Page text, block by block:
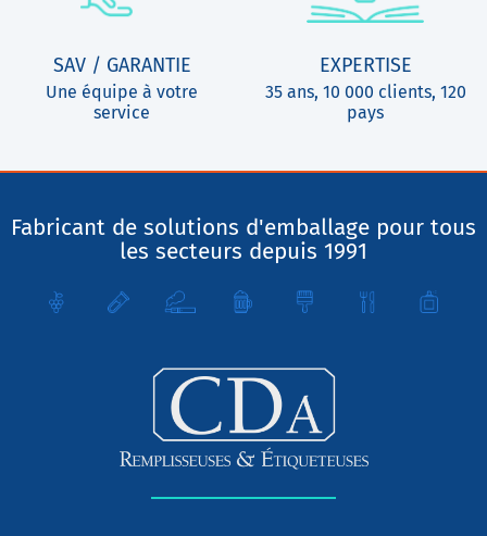
SAV / GARANTIE
Une équipe à votre
service
EXPERTISE
35 ans, 10 000 clients, 120
pays
Fabricant de solutions d'emballage pour tous
les secteurs depuis 1991